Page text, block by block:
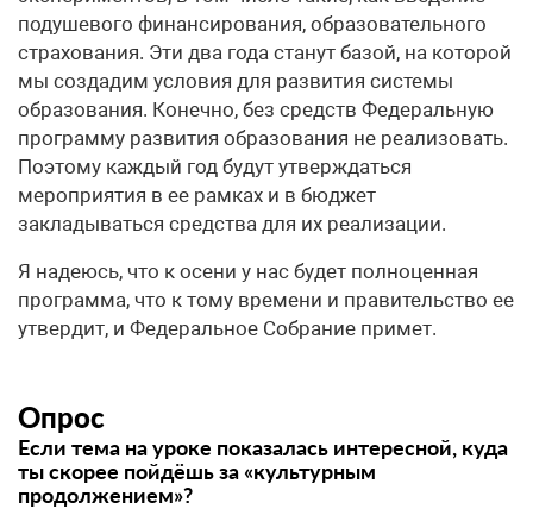
подушевого финансирования, образовательного
страхования. Эти два года станут базой, на которой
мы создадим условия для развития системы
образования. Конечно, без средств Федеральную
программу развития образования не реализовать.
Поэтому каждый год будут утверждаться
мероприятия в ее рамках и в бюджет
закладываться средства для их реализации.
Я надеюсь, что к осени у нас будет полноценная
программа, что к тому времени и правительство ее
утвердит, и Федеральное Собрание примет.
Опрос
Если тема на уроке показалась интересной, куда
ты скорее пойдёшь за «культурным
продолжением»?